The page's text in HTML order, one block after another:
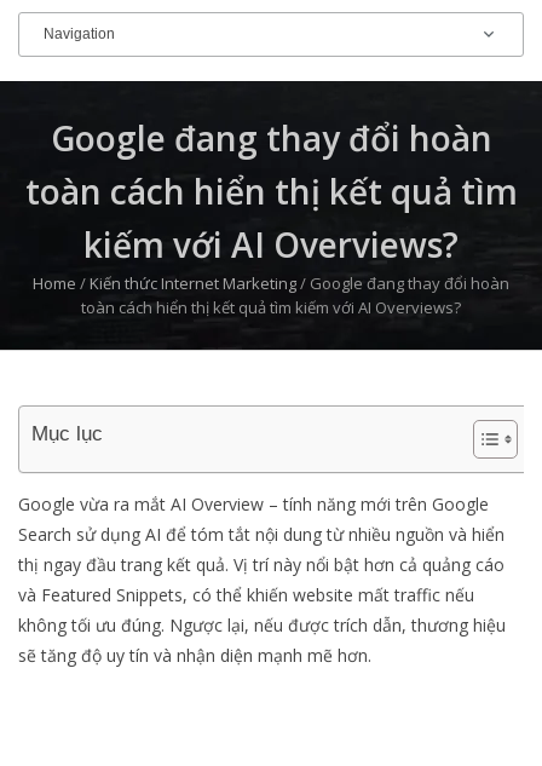
Google đang thay đổi hoàn
toàn cách hiển thị kết quả tìm
kiếm với AI Overviews?
Home /Kiến thức Internet Marketing/ Google đang thay đổi hoàn
toàn cách hiển thị kết quả tìm kiếm với AI Overviews?
Mục lục
Google vừa ra mắt AI Overview – tính năng mới trên Google
Search sử dụng AI để tóm tắt nội dung từ nhiều nguồn và hiển
thị ngay đầu trang kết quả. Vị trí này nổi bật hơn cả quảng cáo
và Featured Snippets, có thể khiến website mất traffic nếu
không tối ưu đúng. Ngược lại, nếu được trích dẫn, thương hiệu
sẽ tăng độ uy tín và nhận diện mạnh mẽ hơn.